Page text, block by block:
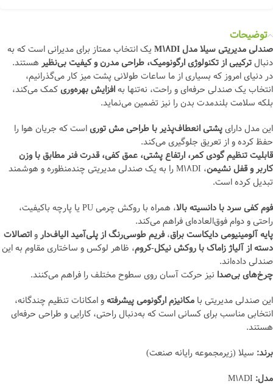
توضیحات
صندلی مدیریتی سیلا مدل M18DI
یک انتخاب ممتاز برای مدیرانی است که به
دنبالترکیبی از تکنولوژی ارگونومیک، طراحی مدرن و کیفیت بی‌نظیر هستند.
در دنیای امروز که بسیاری از ما ساعات طولانی پشت میز کار می‌گذرانیم،
انتخاب یک صندلی حرفه‌ای و راحت، نه‌تنها بهافزایش بهره‌وریکمک می‌کند،
بلکه سلامت بلندمدت بدن را نیز تضمین می‌نماید.
این مدل دارایپشتی انعطاف‌پذیر با طراحی مش توریاست که جریان هوا را
حفظ کرده و از تعریق جلوگیری می‌کند.
قابلیت تنظیم گودی کمر، ارتفاع پشتی، عمق کفی، قدرت فنر مطابق با وزن
کاربر و قفل نشیمن
، M18DI را به یک صندلی مدیریتی چندمنظوره و هوشمند
تبدیل کرده است.
فوم کفی سرد با دانسیته بالا
، همراه با روکش چرمی PU یا پارچه باکیفیت،
راحتی و دوام فوق‌العاده‌ای فراهم می‌کند.
پایه آلومینیومی دایکاست براق،فریم طوسی‌رنگ از پلی‌آمید الیاف‌دارواتصالات
دسته از آلیاژ زاماک با روکش نیکل-کروم، ظاهر لوکس و ساختاری مقاوم به این
صندلی داده‌اند.
چرخ‌های بی‌صدا نیز حرکت آسان روی سطوح مختلف را فراهم می‌کنند.
این صندلی مدیریتی با مکانیزم ارگونومی پیشرفتهو امکانات تنظیم چندگانه،
انتخابی مناسب برای کسانی است که به‌دنبال راحتی، کارایی و طراحی حرفه‌ای
هستند.
برند: سیلا (زیرمجموعه رایانه صنعت)
مدل: